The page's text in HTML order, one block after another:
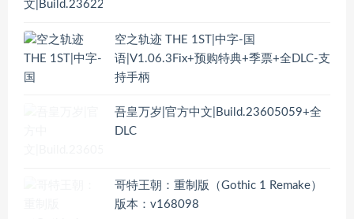
空之轨迹 THE 1ST|中字-国
语|V1.06.3Fix+预购特典+季票+全DLC-支
持手柄
吾皇万岁|官方中文|Build.23605059+全
DLC
哥特王朝：重制版（Gothic 1 Remake）
版本：v168098